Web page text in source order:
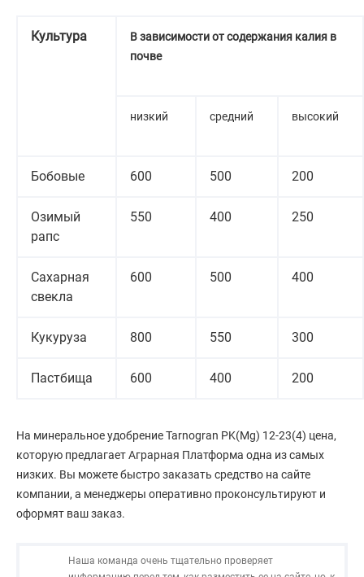
Культура
В зависимости от содержания калия в
почве
низкий средний высокий
Бобовые 600 500 200
Озимый
рапс
550 400 250
Сахарная
свекла
600 500 400
Кукуруза 800 550 300
Пастбища 600 400 200
На минеральное удобрение Tarnogran PK(Mg) 12-23(4) цена,
которую предлагает Аграрная Платформа одна из самых
низких. Вы можете быстро заказать средство на сайте
компании, а менеджеры оперативно проконсультируют и
оформят ваш заказ.
Наша команда очень тщательно проверяет